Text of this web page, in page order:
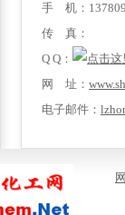
手 机：
传 真：
Q Q：
网 址：
电子邮件：